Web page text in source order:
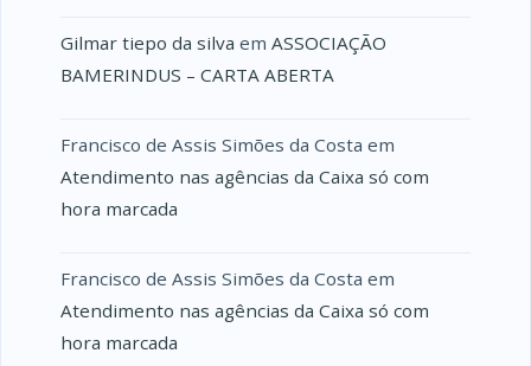
Gilmar tiepo da silva em ASSOCIAÇÃO
BAMERINDUS – CARTA ABERTA
Francisco de Assis Simões da Costa em
Atendimento nas agências da Caixa só com
hora marcada
Francisco de Assis Simões da Costa em
Atendimento nas agências da Caixa só com
hora marcada